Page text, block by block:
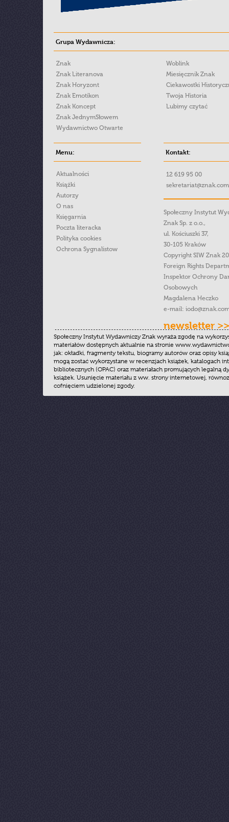
Grupa Wydawnicza:
Znak
Znak Literanova
Znak Horyzont
Znak Emotikon
Znak Koncept
Znak JednymSłowem
Wydawnictwo Otwarte
Woblink
Miesięcznik Znak
Ciekawostki
Twoja Historia
Lubimy czytać
Menu:
Aktualności
Książki
Autorzy
O nas
Księgarnia
Poczta literacka
Polityka cookies
Ochrona Sygnalistow
Kontakt:
12 619 95 00
Społeczny Instytut
Znak Sp. z o.o.,
ul. Kościuszki 37,
30-105 Kraków
Copyright SIW Znak
Foreign Rights
Inspektor Ochrony
Osobowych
Magdalena Heczko
e-mail:
newsletter >>
Społeczny Instytut Wydawniczy Znak wyraża zgodę na
materiałów dostępnych aktualnie na stronie
jak: okładki, fragmenty tekstu, biogramy autorów oraz opisy
mogą zostać wykorzystane w recenzjach książek, katalogach
bibliotecznych (OPAC) oraz materiałach promujących legalną
książek. Usunięcie materiału z ww. strony internetowej,
cofnięciem udzielonej zgody.